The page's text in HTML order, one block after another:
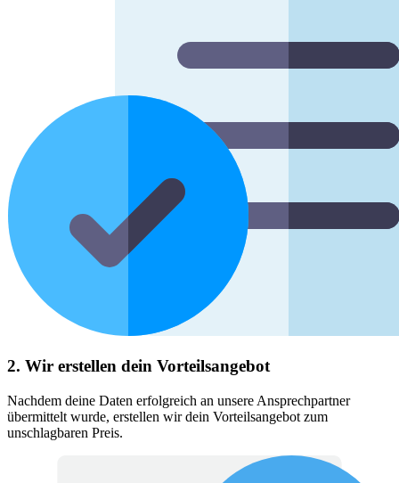
2. Wir erstellen dein Vorteilsangebot
Nachdem deine Daten erfolgreich an unsere Ansprechpartner
übermittelt wurde, erstellen wir dein Vorteilsangebot zum
unschlagbaren Preis.